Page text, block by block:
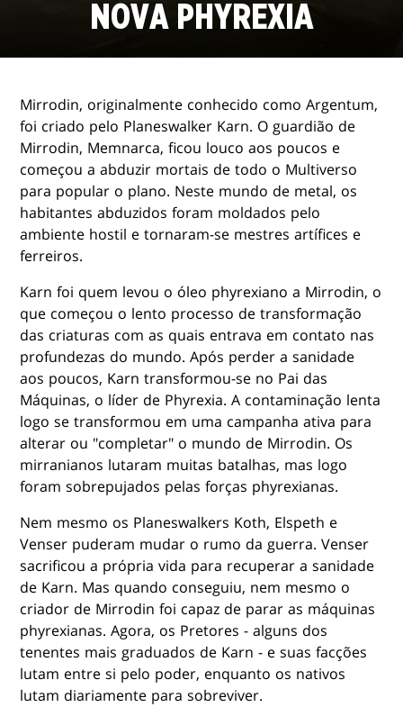
NOVA PHYREXIA
Mirrodin, originalmente conhecido como Argentum,
foi criado pelo Planeswalker Karn. O guardião de
Mirrodin, Memnarca, ficou louco aos poucos e
começou a abduzir mortais de todo o Multiverso
para popular o plano. Neste mundo de metal, os
habitantes abduzidos foram moldados pelo
ambiente hostil e tornaram-se mestres artífices e
ferreiros.
Karn foi quem levou o óleo phyrexiano a Mirrodin, o
que começou o lento processo de transformação
das criaturas com as quais entrava em contato nas
profundezas do mundo. Após perder a sanidade
aos poucos, Karn transformou-se no Pai das
Máquinas, o líder de Phyrexia. A contaminação lenta
logo se transformou em uma campanha ativa para
alterar ou "completar" o mundo de Mirrodin. Os
mirranianos lutaram muitas batalhas, mas logo
foram sobrepujados pelas forças phyrexianas.
Nem mesmo os Planeswalkers Koth, Elspeth e
Venser puderam mudar o rumo da guerra. Venser
sacrificou a própria vida para recuperar a sanidade
de Karn. Mas quando conseguiu, nem mesmo o
criador de Mirrodin foi capaz de parar as máquinas
phyrexianas. Agora, os Pretores - alguns dos
tenentes mais graduados de Karn - e suas facções
lutam entre si pelo poder, enquanto os nativos
lutam diariamente para sobreviver.